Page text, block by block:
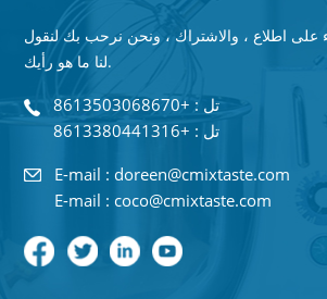
على اطلاع ، والاشتراك ، ونحن نرحب بك لنقول
لنا ما هو رأيك.
تل : +8613503068670
تل : +8613380441316
E-mail : doreen@cmixtaste.com
E-mail : coco@cmixtaste.com